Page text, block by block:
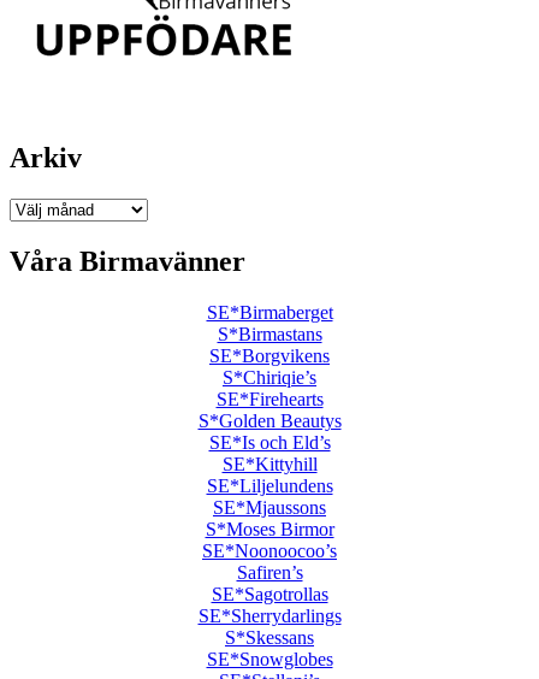
Arkiv
Arkiv
Våra Birmavänner
SE*Birmaberget
S*Birmastans
SE*Borgvikens
S*Chiriqie’s
SE*Firehearts
S*Golden Beautys
SE*Is och Eld’s
SE*Kittyhill
SE*Liljelundens
SE*Mjaussons
S*Moses Birmor
SE*Noonoocoo’s
Safiren’s
SE*Sagotrollas
SE*Sherrydarlings
S*Skessans
SE*Snowglobes